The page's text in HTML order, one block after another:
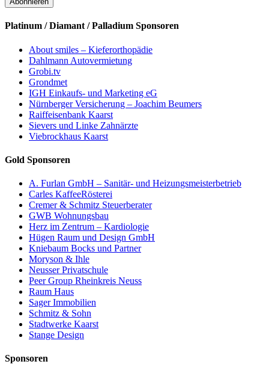
Platinum / Diamant / Palladium Sponsoren
About smiles – Kieferorthopädie
Dahlmann Autovermietung
Grobi.tv
Grondmet
IGH Einkaufs- und Marketing eG
Nürnberger Versicherung – Joachim Beumers
Raiffeisenbank Kaarst
Sievers und Linke Zahnärzte
Viebrockhaus Kaarst
Gold Sponsoren
A. Furlan GmbH – Sanitär- und Heizungsmeisterbetrieb
Carles KaffeeRösterei
Cremer & Schmitz Steuerberater
GWB Wohnungsbau
Herz im Zentrum – Kardiologie
Hügen Raum und Design GmbH
Kniebaum Bocks und Partner
Moryson & Ihle
Neusser Privatschule
Peer Group Rheinkreis Neuss
Raum Haus
Sager Immobilien
Schmitz & Sohn
Stadtwerke Kaarst
Stange Design
Sponsoren